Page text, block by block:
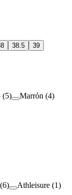
38.5
39
(5) Marrón (4)
(6) Athleisure (1)